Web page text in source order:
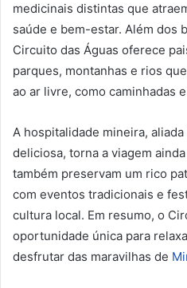
medicinais distintas que
saúde e bem-estar. Além dos
Circuito das Águas oferece
parques, montanhas e rios
ao ar livre, como caminhadas
A hospitalidade mineira,
deliciosa, torna a viagem
também preservam um rico
com eventos tradicionais e
cultura local. Em resumo, o
oportunidade única para
desfrutar das maravilhas de